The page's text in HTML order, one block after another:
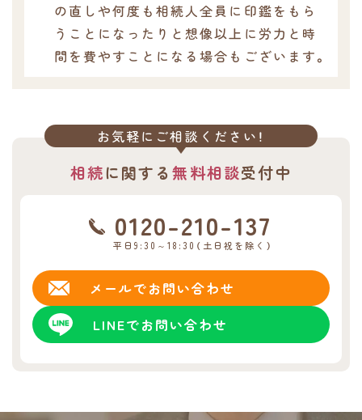
の直しや何度も相続人全員に印鑑をもら
うことになったりと想像以上に労力と時
間を費やすことになる場合もございます。
お気軽にご相談ください！
相続に関する無料相談受付中
0120-210-137
平日9:30～18:30（土日祝を除く）
メールでお問い合わせ
LINEでお問い合わせ